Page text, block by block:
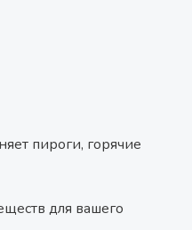
пироги, горячие
для вашего